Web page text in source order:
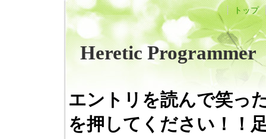
トップ
Heretic Programmer
エントリを読んで笑っ
を押してください！！